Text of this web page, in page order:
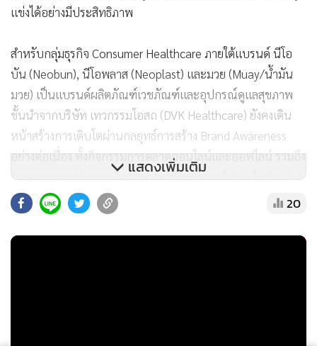
แข่งได้อย่างมีประสิทธิภาพ
สำหรับกลุ่มธุรกิจ Consumer Healthcare ภายใต้แบรนด์ นีโอ
บัน (Neobun), นีโอพลาส (Neoplast) และมวย (Muay/น้ำมัน
มวย) เป็นแบรนด์ผลิตภัณฑ์เวชภัณฑ์และอุปกรณ์ดูแลสุขภาพ
ชั้นนำจากบริษัท เทวกรรมโอสถ (DVK Healthcare) ยังคงเดิน
หน้าสร้างการเติบโตผ่านกลยุทธ์การสร้าง Brand Awareness
อย่างต่อเนื่อง ทั้งกิจกรรมการตลาดออนไลน์และออฟไลน์ รวมถึง
การออกแคมเปญและกิจกรรมส่งเสริมการขายใหม่ๆ ในช่วง 2-3
เดือนข้างหน้า นอกจากนี้ยังมีแผนขยายตลาดผลิตภัณฑ์ผ้าพัน
แผลและอุปกรณ์ปฐมพยาบาลไปสู่กลุ่ม Pet Care และโรง
พยาบาลสัตว์ เพื่อสร้างโอกาสการเติบโตใหม่ในอนาคต
แสดงเพิ่มเติม
20